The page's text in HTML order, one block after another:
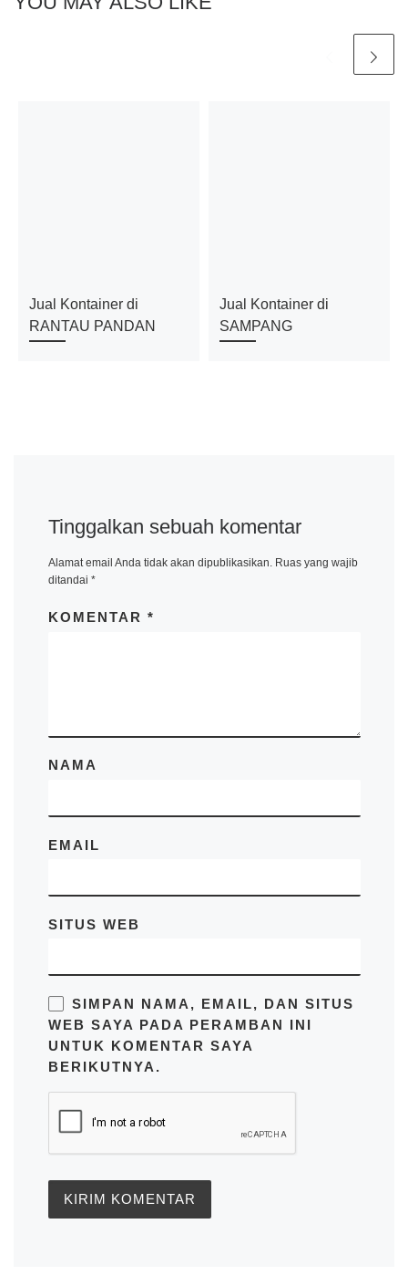
Jual Kontainer di
RANTAU PANDAN
Jual Kontainer di
SAMPANG
Tinggalkan sebuah komentar
Alamat email Anda tidak akan dipublikasikan. Ruas yang wajib
ditandai *
KOMENTAR *
NAMA
EMAIL
SITUS WEB
SIMPAN NAMA, EMAIL, DAN SITUS
WEB SAYA PADA PERAMBAN INI
UNTUK KOMENTAR SAYA
BERIKUTNYA.